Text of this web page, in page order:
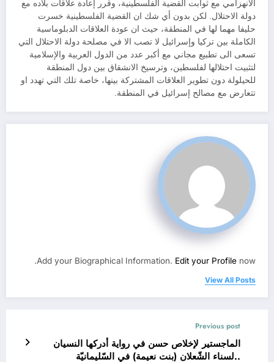
الانهزامي مع ثوابت القضية الفلسطينية، وقرر إعادة علاقات بلاده مع
دولة الاحتلال. لكن بدون أي شك ان القضية الفلسطينية خسرت
حليفا مهما لها في المنطقة، حيث ان عودة العلاقات الدبلوماسية
الكاملة بين تركيا وإسرائيل لا تصب الا في مصلحة دولة الاحتلال التي
تسعى الى تطبيع مجاني مع أكبر عدد من الدول العربية والإسلامية
لتثبيت احتلالها لفلسطين، وترسيخ الانشقاق بين دول المنطقة
للحيلولة دون تطوير العلاقات المشتركة بينها، خاصة تلك التي تهدد او
تتعارض مع مصالح إسرائيل في المنطقة.
Add your Biographical Information. Edit your Profile now.
View All Posts
Previous post
الماجستير لإخلاص حسن في رواية أدركها النسيان
..لسناء الشّعلان (بنت نعيمة) في السّليمانيّة